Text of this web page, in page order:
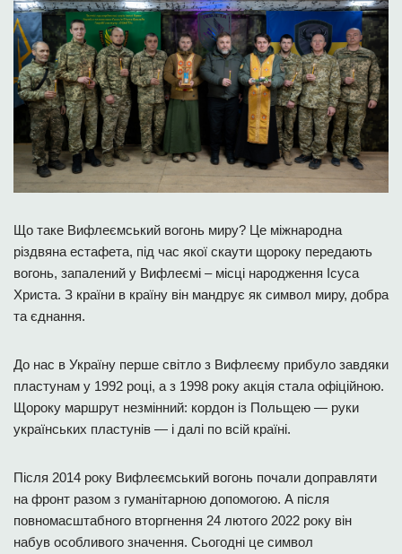
Що таке Вифлеємський вогонь миру? Це міжнародна
різдвяна естафета, під час якої скаути щороку передають
вогонь, запалений у Вифлеємі – місці народження Ісуса
Христа. З країни в країну він мандрує як символ миру, добра
та єднання.
До нас в Україну перше світло з Вифлеєму прибуло завдяки
пластунам у 1992 році, а з 1998 року акція стала офіційною.
Щороку маршрут незмінний: кордон із Польщею — руки
українських пластунів — і далі по всій країні.
Після 2014 року Вифлеємський вогонь почали доправляти
на фронт разом з гуманітарною допомогою. А після
повномасштабного вторгнення 24 лютого 2022 року він
набув особливого значення. Сьогодні це символ